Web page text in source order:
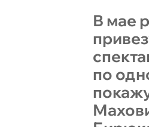
В мае
по